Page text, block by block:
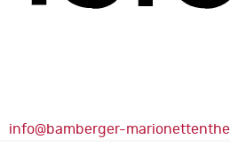
info@bamberger-